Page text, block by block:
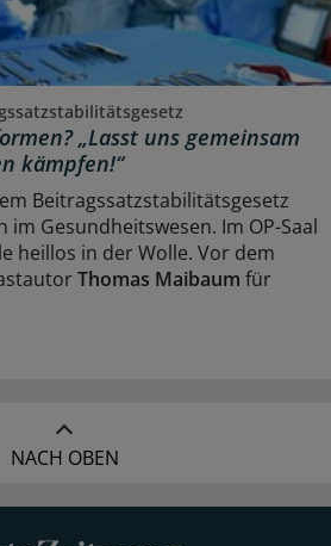
„Lasst uns gemeinsam
kämpfen!“
Beitragssatzstabilitätsgesetz
Gesundheitswesen. Im OP-Saal
heillos in der Wolle. Vor dem
Thomas Maibaum für
NACH OBEN